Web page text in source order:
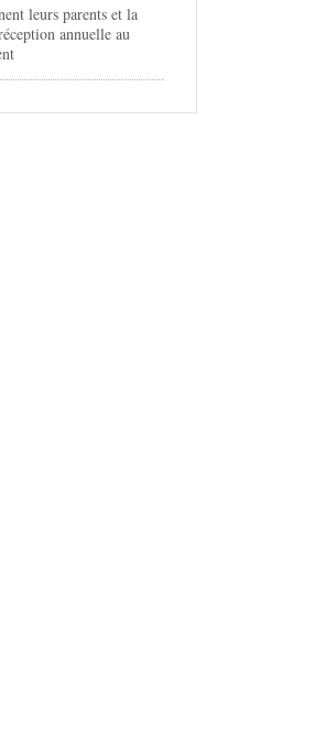
leurs parents et la
annuelle au